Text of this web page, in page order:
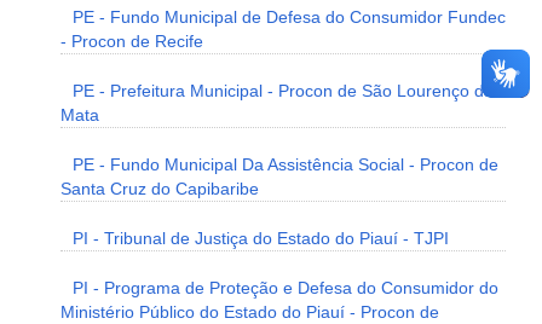
PE - Fundo Municipal de Defesa do Consumidor Fundec
- Procon de Recife
PE - Prefeitura Municipal - Procon de São Lourenço da
Mata
PE - Fundo Municipal Da Assistência Social - Procon de
Santa Cruz do Capibaribe
PI - Tribunal de Justiça do Estado do Piauí - TJPI
PI - Programa de Proteção e Defesa do Consumidor do
Ministério Público do Estado do Piauí - Procon de